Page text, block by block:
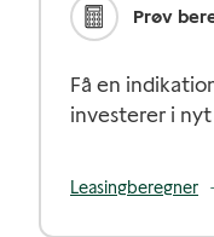
Prøv
Få en
investerer i
Leasingberegner